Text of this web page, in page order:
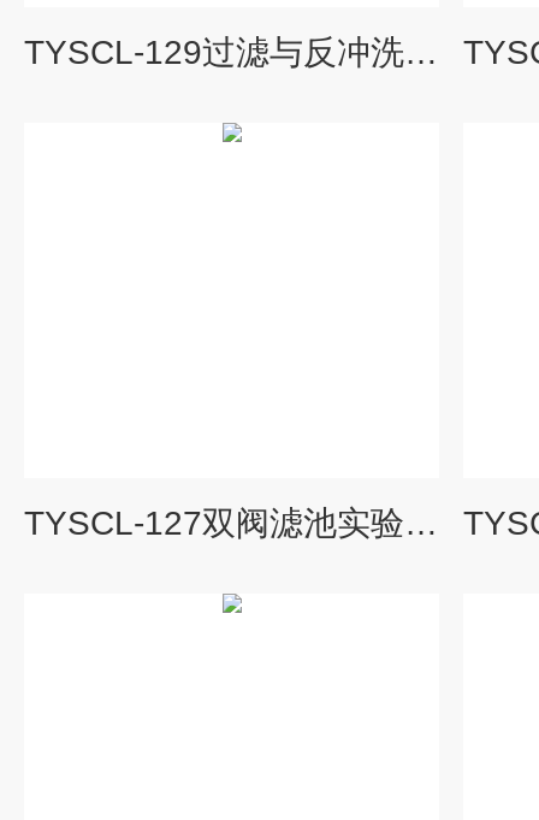
TYSCL-129过滤与反冲洗实验装置|水处理工程实验装置
TYSCL-127双阀滤池实验装置|水处理工程实验装置